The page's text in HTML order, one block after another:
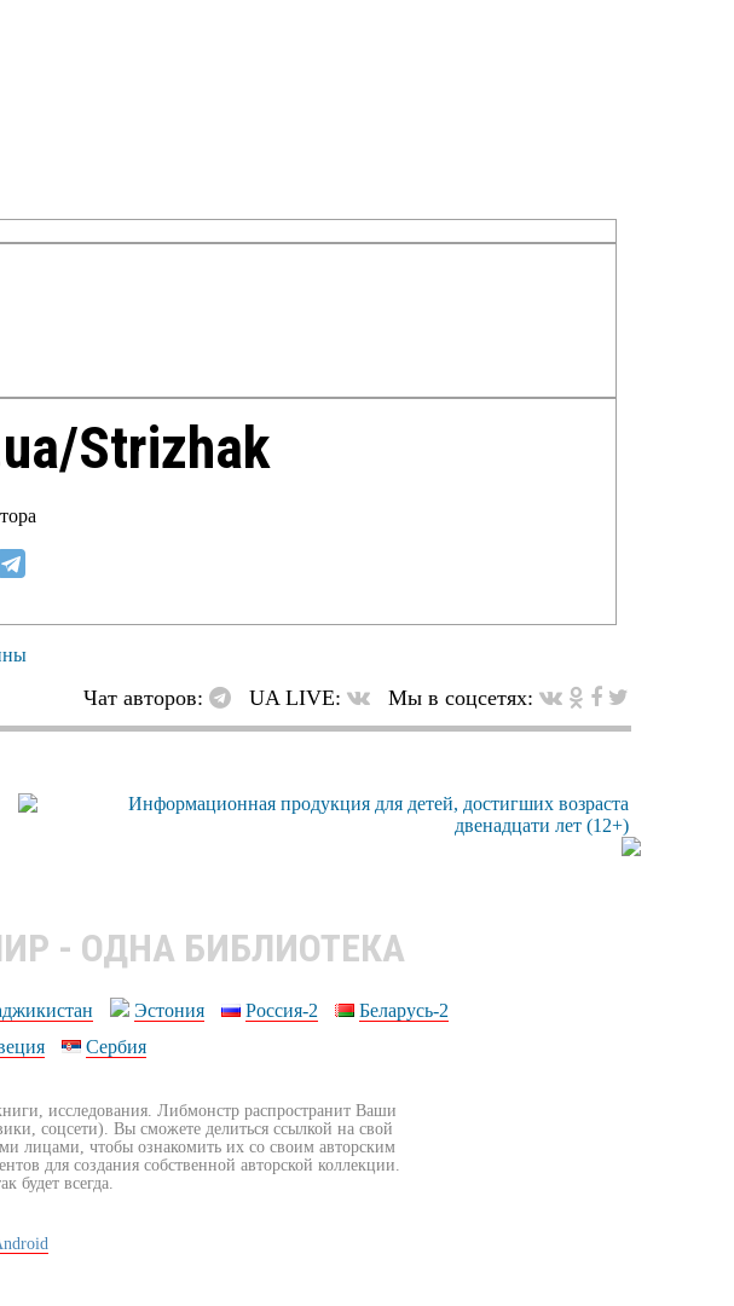
Strizhak
Чат авторов: UA LIVE: Мы в соцсетях:
- ОДНА БИБЛИОТЕКА
Эстония Россия-2
Беларусь-2
Сербия
исследования. Либмонстр распространит Ваши
соцсети). Вы сможете делиться ссылкой на свой
лицами, чтобы ознакомить их со своим авторским
для создания собственной авторской коллекции.
будет всегда.